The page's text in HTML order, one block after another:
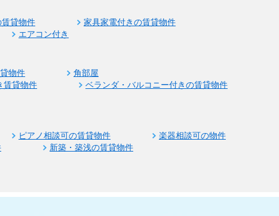
貸物件
家具家電付きの賃貸物件
エアコン付き
物件
角部屋
賃貸物件
ベランダ・バルコニー付きの賃貸物件
ピアノ相談可の賃貸物件
楽器相談可の物件
新築・築浅の賃貸物件